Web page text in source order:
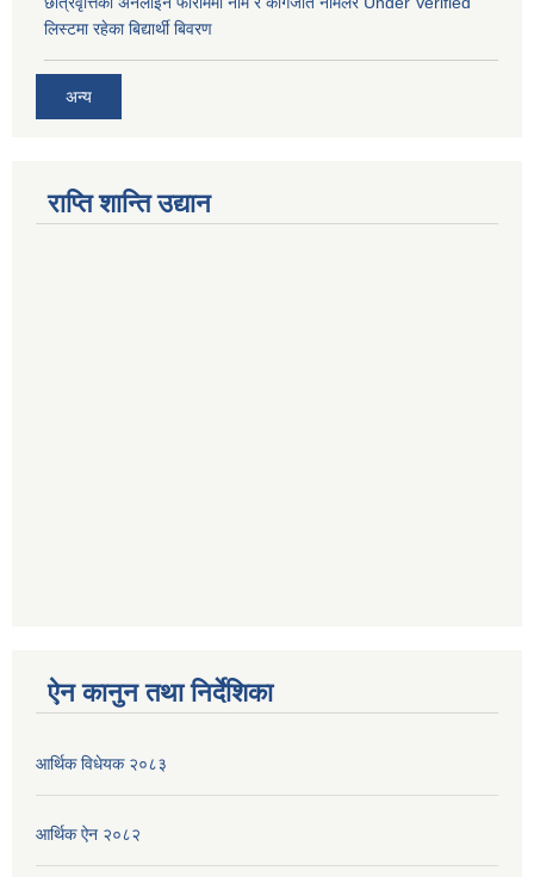
लिस्टमा रहेका बिद्यार्थी बिवरण
अन्य
राप्ति शान्ति उद्यान
ऐन कानुन तथा निर्देशिका
आर्थिक विधेयक २०८३
आर्थिक ऐन २०८२